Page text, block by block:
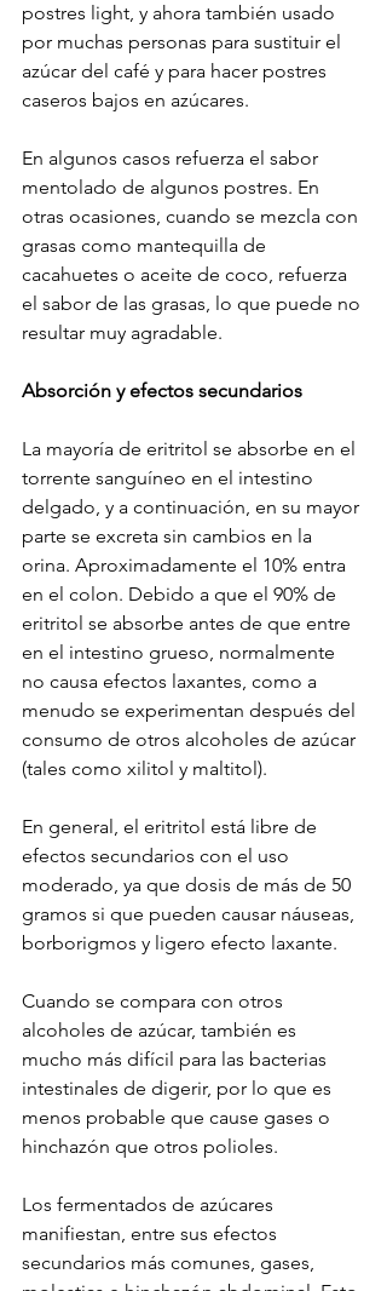
postres light, y ahora también usado
por muchas personas para sustituir el
azúcar del café y para hacer postres
caseros bajos en azúcares.
En algunos casos refuerza el sabor
mentolado de algunos postres. En
otras ocasiones, cuando se mezcla con
grasas como mantequilla de
cacahuetes o aceite de coco, refuerza
el sabor de las grasas, lo que puede no
resultar muy agradable.
Absorción y efectos secundarios
La mayoría de eritritol se absorbe en el
torrente sanguíneo en el intestino
delgado, y a continuación, en su mayor
parte se excreta sin cambios en la
orina. Aproximadamente el 10% entra
en el colon. Debido a que el 90% de
eritritol se absorbe antes de que entre
en el intestino grueso, normalmente
no causa efectos laxantes, como a
menudo se experimentan después del
consumo de otros alcoholes de azúcar
(tales como xilitol y maltitol).
En general, el eritritol está libre de
efectos secundarios con el uso
moderado, ya que dosis de más de 50
gramos si que pueden causar náuseas,
borborigmos y ligero efecto laxante.
Cuando se compara con otros
alcoholes de azúcar, también es
mucho más difícil para las bacterias
intestinales de digerir, por lo que es
menos probable que cause gases o
hinchazón que otros polioles.
Los fermentados de azúcares
manifiestan, entre sus efectos
secundarios más comunes, gases,